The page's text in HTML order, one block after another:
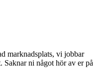
marknadsplats, vi jobbar
Saknar ni något hör av er på